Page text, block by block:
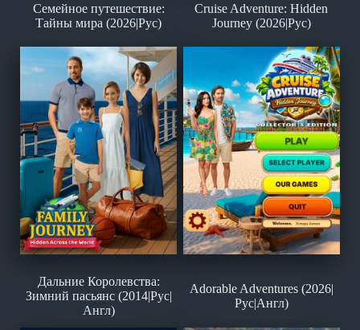
Семейное путешествие:
Тайны мира (2026|Рус)
Cruise Adventure: Hidden
Journey (2026|Рус)
Дальние Королевства:
Зимний пасьянс (2014|Рус|
Англ)
Adorable Adventures (2026|
Рус|Англ)